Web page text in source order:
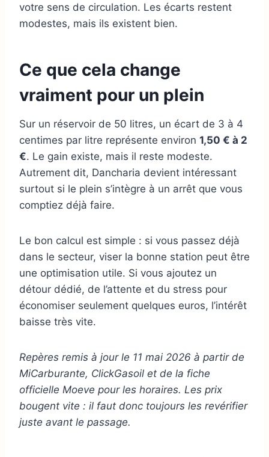
votre sens de circulation. Les écarts restent
modestes, mais ils existent bien.
Ce que cela change
vraiment pour un plein
Sur un réservoir de 50 litres, un écart de 3 à 4
centimes par litre représente environ 1,50 € à 2
€. Le gain existe, mais il reste modeste.
Autrement dit, Dancharia devient intéressant
surtout si le plein s’intègre à un arrêt que vous
comptiez déjà faire.
Le bon calcul est simple : si vous passez déjà
dans le secteur, viser la bonne station peut être
une optimisation utile. Si vous ajoutez un
détour dédié, de l’attente et du stress pour
économiser seulement quelques euros, l’intérêt
baisse très vite.
Repères remis à jour le 11 mai 2026 à partir de
MiCarburante, ClickGasoil et de la fiche
officielle Moeve pour les horaires. Les prix
bougent vite : il faut donc toujours les revérifier
juste avant le passage.